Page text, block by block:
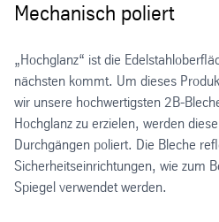
Mechanisch poliert
„Hochglanz“ ist die
nächsten kommt. Um dieses
wir unsere hochwertigsten 2B-
Hochglanz zu erzielen, werden
Durchgängen poliert. Die Bleche
Sicherheitseinrichtungen, wie zum
Spiegel verwendet werden.